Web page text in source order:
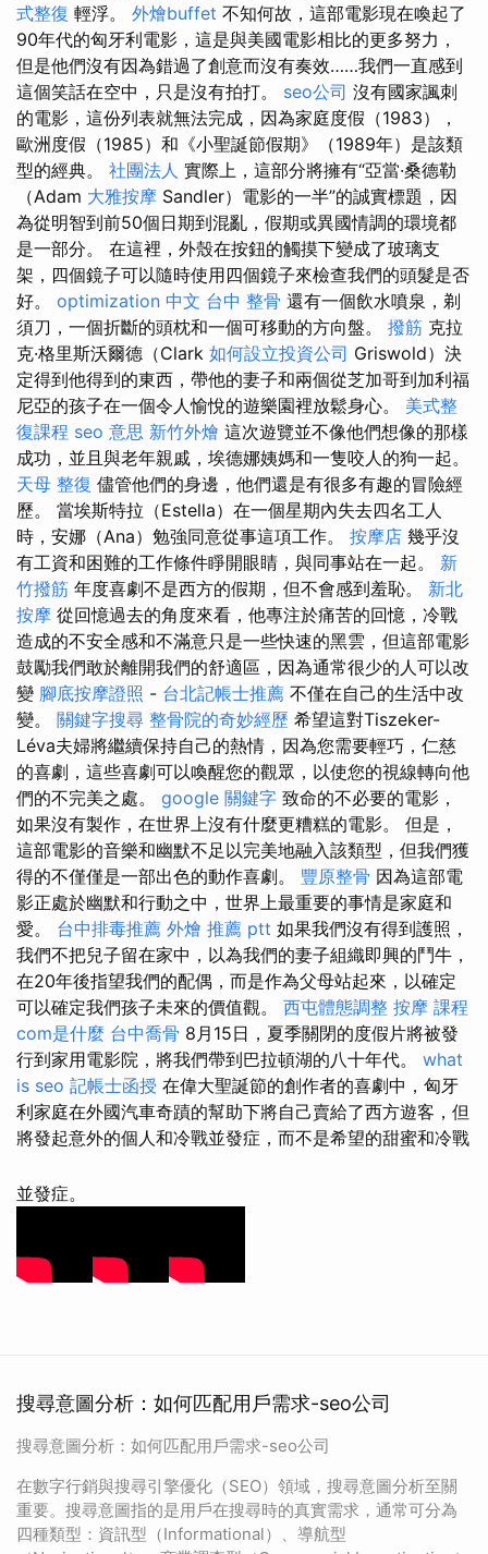
式整復 輕浮。 外燴buffet 不知何故，這部電影現在喚起了
90年代的匈牙利電影，這是與美國電影相比的更多努力，
但是他們沒有因為錯過了創意而沒有奏效……我們一直感到
這個笑話在空中，只是沒有拍打。 seo公司 沒有國家諷刺
的電影，這份列表就無法完成，因為家庭度假（1983），
歐洲度假（1985）和《小聖誕節假期》（1989年）是該類
型的經典。 社團法人 實際上，這部分將擁有“亞當·桑德勒
（Adam 大雅按摩 Sandler）電影的一半”的誠實標題，因
為從明智到前50個日期到混亂，假期或異國情調的環境都
是一部分。 在這裡，外殼在按鈕的觸摸下變成了玻璃支
架，四個鏡子可以隨時使用四個鏡子來檢查我們的頭髮是否
好。 optimization 中文 台中 整骨 還有一個飲水噴泉，剃
須刀，一個折斷的頭枕和一個可移動的方向盤。 撥筋 克拉
克·格里斯沃爾德（Clark 如何設立投資公司 Griswold）決
定得到他得到的東西，帶他的妻子和兩個從芝加哥到加利福
尼亞的孩子在一個令人愉悅的遊樂園裡放鬆身心。 美式整
復課程 seo 意思 新竹外燴 這次遊覽並不像他們想像的那樣
成功，並且與老年親戚，埃德娜姨媽和一隻咬人的狗一起。
天母 整復 儘管他們的身邊，他們還是有很多有趣的冒險經
歷。 當埃斯特拉（Estella）在一個星期內失去四名工人
時，安娜（Ana）勉強同意從事這項工作。 按摩店 幾乎沒
有工資和困難的工作條件睜開眼睛，與同事站在一起。 新
竹撥筋 年度喜劇不是西方的假期，但不會感到羞恥。 新北
按摩 從回憶過去的角度來看，他專注於痛苦的回憶，冷戰
造成的不安全感和不滿意只是一些快速的黑雲，但這部電影
鼓勵我們敢於離開​​我們的舒適區，因為通常很少的人可以改
變 腳底按摩證照 - 台北記帳士推薦 不僅在自己的生活中改
變。 關鍵字搜尋 整骨院的奇妙經歷 希望這對Tiszeker-
Léva夫婦將繼續保持自己的熱情，因為您需要輕巧，仁慈
的喜劇，這些喜劇可以喚醒您的觀眾，以使您的視線轉向他
們的不完美之處。 google 關鍵字 致命的不必要的電影，
如果沒有製作，在世界上沒有什麼更糟糕的電影。 但是，
這部電影的音樂和幽默不足以完美地融入該類型，但我們獲
得的不僅僅是一部出色的動作喜劇。 豐原整骨 因為這部電
影正處於幽默和行動之中，世界上最重要的事情是家庭和
愛。 台中排毒推薦 外燴 推薦 ptt 如果我們沒有得到護照，
我們不把兒子留在家中，以為我們的妻子組織即興的鬥牛，
在20年後指望我們的配偶，而是作為父母站起來，以確定
可以確定我們孩子未來的價值觀。 西屯體態調整 按摩 課程
com是什麼 台中喬骨 8月15日，夏季關閉的度假片將被發
行到家用電影院，將我們帶到巴拉頓湖的八十年代。 what
is seo 記帳士函授 在偉大聖誕節的創作者的喜劇中，匈牙
利家庭在外國汽車奇蹟的幫助下將自己賣給了西方遊客，但
將發起意外的個人和冷戰並發症，而不是希望的甜蜜和冷戰
並發症。
搜尋意圖分析：如何匹配用戶需求-seo公司
搜尋意圖分析：如何匹配用戶需求-seo公司
在數字行銷與搜尋引擎優化（SEO）領域，搜尋意圖分析至關
重要。搜尋意圖指的是用戶在搜尋時的真實需求，通常可分為
四種類型：資訊型（Informational）、導航型